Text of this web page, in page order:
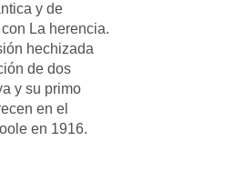
y de
La herencia.
hechizada
de dos
y su primo
en el
en 1916.